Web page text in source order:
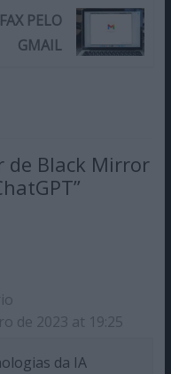
PELO
GMAIL
de Black Mirror
”
de 2023 at 19:25
da IA